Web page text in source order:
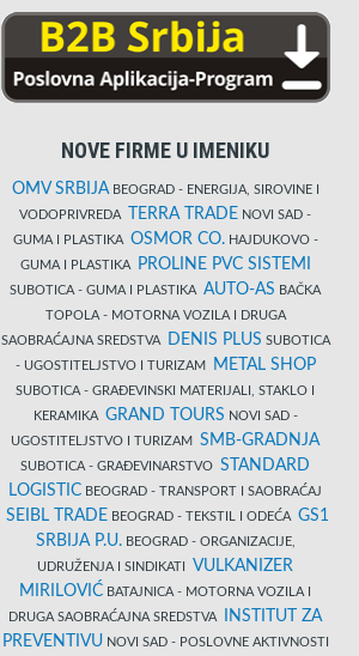
NOVE FIRME U IMENIKU
OMV SRBIJABEOGRAD - ENERGIJA, SIROVINE I
VODOPRIVREDA
TERRA TRADE NOVI SAD -
GUMA I PLASTIKA OSMOR CO.HAJDUKOVO -
GUMA I PLASTIKA
PROLINE PVC SISTEMI
SUBOTICA - GUMA I PLASTIKA AUTO-AS BAČKA
TOPOLA - MOTORNA VOZILA I DRUGA
SAOBRAĆAJNA SREDSTVA
DENIS PLUS SUBOTICA
- UGOSTITELJSTVO I TURIZAM
METAL SHOP
SUBOTICA - GRAĐEVINSKI MATERIJALI, STAKLO I
KERAMIKA GRAND TOURS NOVI SAD -
UGOSTITELJSTVO I TURIZAM SMB-GRADNJA
SUBOTICA - GRAĐEVINARSTVO STANDARD
LOGISTIC BEOGRAD - TRANSPORT I SAOBRAĆAJ
SEIBL TRADE BEOGRAD - TEKSTIL I ODEĆA GS1
SRBIJA P.U.BEOGRAD - ORGANIZACIJE,
UDRUŽENJA I SINDIKATI VULKANIZER
MIRILOVIĆ BATAJNICA - MOTORNA VOZILA I
DRUGA SAOBRAĆAJNA SREDSTVA
INSTITUT ZA
PREVENTIVUNOVI SAD - POSLOVNE AKTIVNOSTI